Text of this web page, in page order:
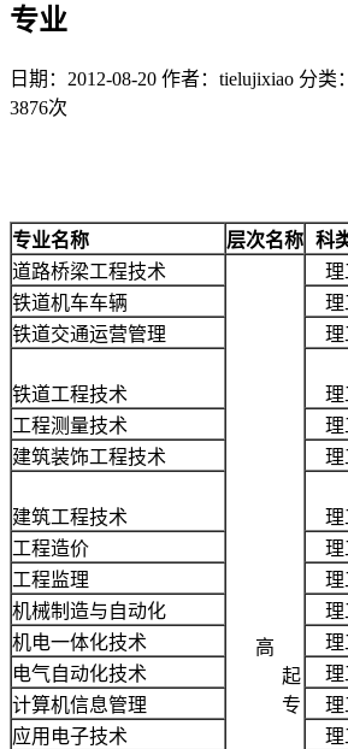
专业
日期：2012-08-20 作者：tielujixiao 分类：
3876次
专业名称 层次名称 科
道路桥梁工程技术
高
起
专
理
铁道机车车辆
理
铁道交通运营管理
理
铁道工程技术 理
工程测量技术
理
建筑装饰工程技术
理
建筑工程技术 理
工程造价
理
工程监理
理
机械制造与自动化
理
机电一体化技术
理
电气自动化技术
理
计算机信息管理
理
应用电子技术
理